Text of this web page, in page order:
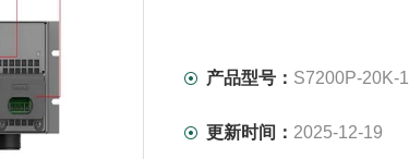
产品型号： S7200P-20K-1200-100
更新时间： 2025-12-19